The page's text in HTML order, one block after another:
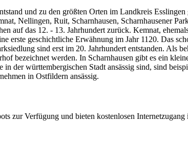
und zu den größten Orten im Landkreis
Nellingen, Ruit, Scharnhausen, Scharnhausener
auf das 12. - 13. Jahrhundert zurück. Kemnat,
erste geschichtliche Erwähnung im Jahr 1120. Das
sind erst im 20. Jahrhundert entstanden. Als
bezeichnet werden. In Scharnhausen gibt es ein
der württembergischen Stadt ansässig sind, sind
in Ostfildern ansässig.
zur Verfügung und bieten kostenlosen